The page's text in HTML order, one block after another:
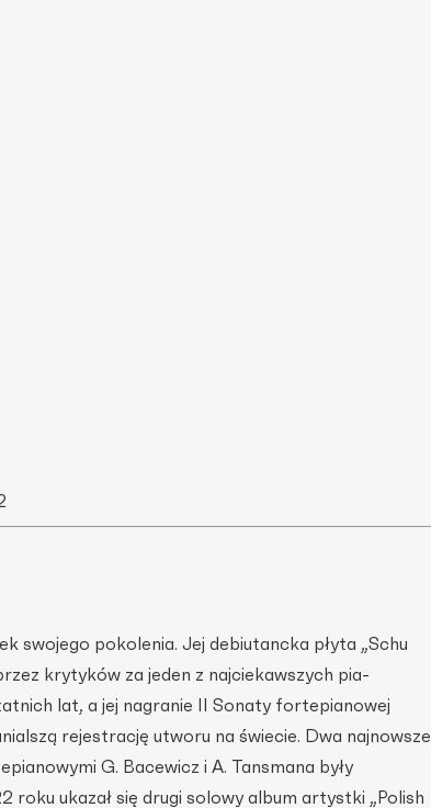
swojego poko­lenia. Jej debiutancka płyta „Schu
krytyków za jeden z najciekawszych pia­
lat, a jej na­granie II Sonaty fortepianowej
rejestrację utworu na świecie. Dwa najnowsze
G. Ba­cewicz i A. Tansmana były
roku ukazał się drugi solowy album artystki „Polish